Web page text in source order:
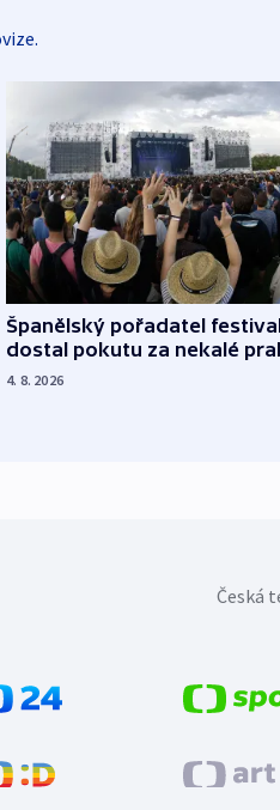
Španělský pořadatel
dostal pokutu za nekalé
4. 8. 2026
Česká